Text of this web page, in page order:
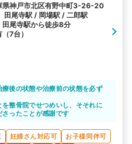
県神戸市北区有野中町3-26-20
田尾寺駅 / 岡場駅 / 二郎駅
田尾寺駅から徒歩8分
7台）
後の状態や治療前の状態を必ず
たな痛みなどが出てきたとき
くれた
整骨院でせつめいし、そそれに
ったことが感謝です
妊婦さん対応可
お子様同伴可